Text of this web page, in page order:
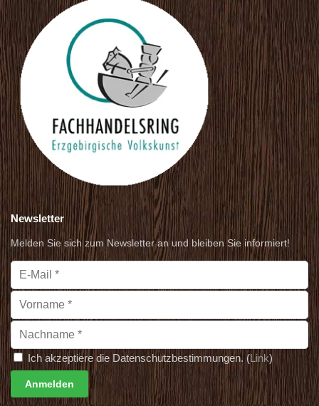
Newsletter
Melden Sie sich zum Newsletter an und bleiben Sie informiert!
Ich akzeptiere die Datenschutzbestimmungen. (Link)